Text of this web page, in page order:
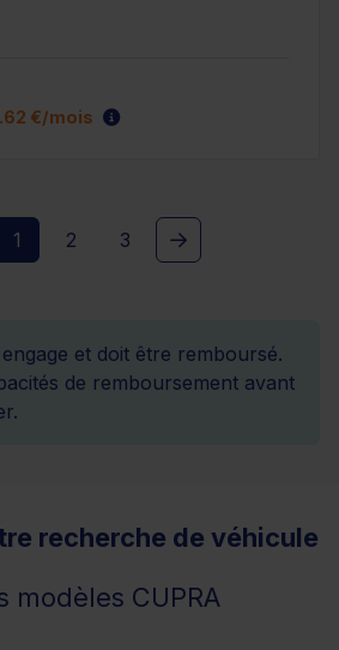
€/mois
1 2 3
et doit être remboursé.
de remboursement avant
recherche de véhicule
modèles CUPRA